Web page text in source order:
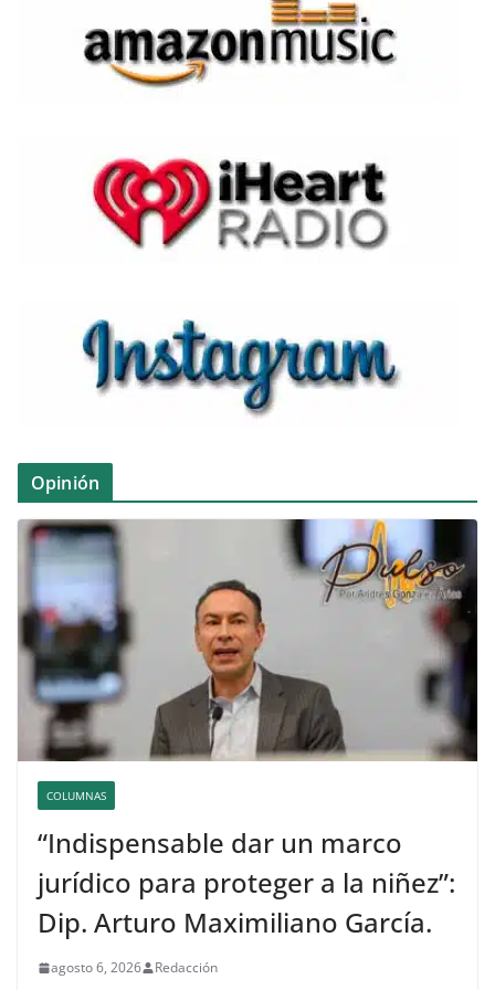
Opinión
COLUMNAS
“Indispensable dar un marco
jurídico para proteger a la niñez”:
Dip. Arturo Maximiliano García.
agosto 6, 2026 Redacción